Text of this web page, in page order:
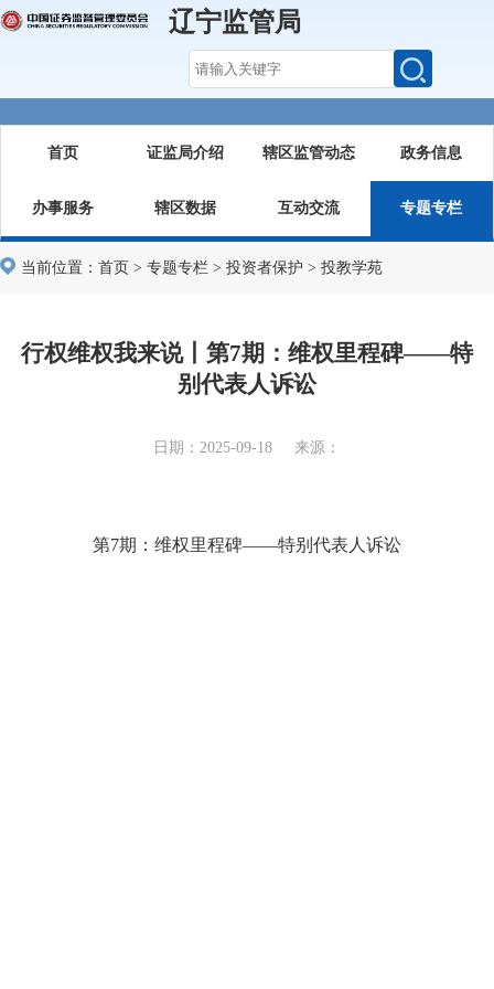
辽宁监管局
首页 证监局介绍 辖区监管动态 政务信息
办事服务 辖区数据 互动交流 专题专栏
当前位置： 首页 > 专题专栏 > 投资者保护 > 投教学苑
行权维权我来说丨第7期：维权里程碑——特
别代表人诉讼
日期：2025-09-18 来源：
第7期：维权里程碑——特别代表人诉讼